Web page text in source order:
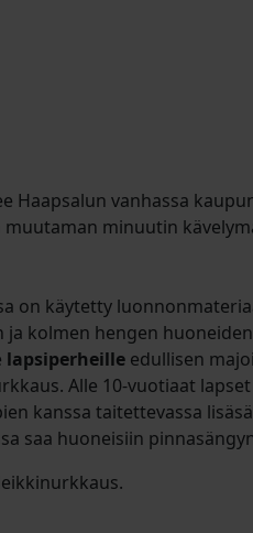
Haapsalun vanhassa
muutaman minuutin
on käytetty
ja kolmen hengen
lapsiperheille edullisen
Alle 10-vuotiaat
kanssa taitettevassa
saa huoneisiin